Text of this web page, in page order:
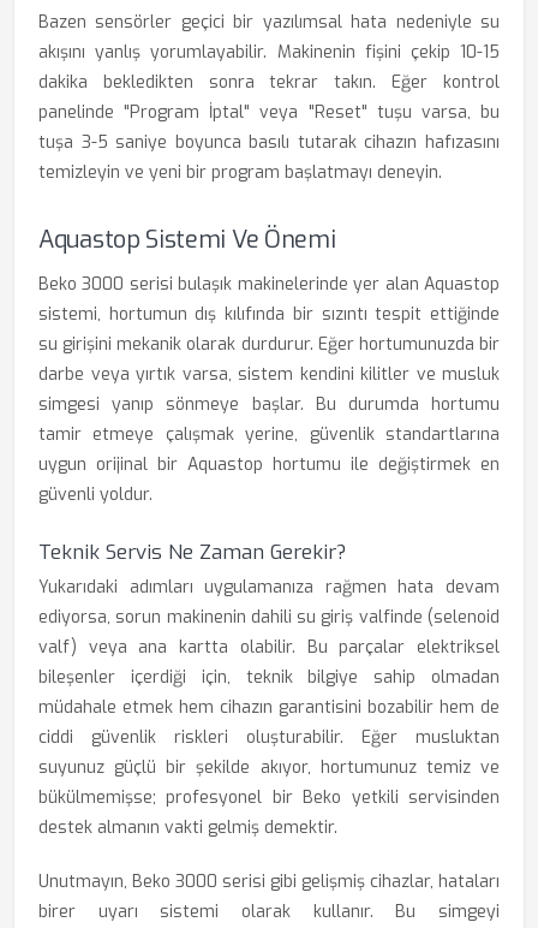
Bazen sensörler geçici bir yazılımsal hata nedeniyle su
akışını yanlış yorumlayabilir. Makinenin fişini çekip 10-15
dakika bekledikten sonra tekrar takın. Eğer kontrol
panelinde "Program İptal" veya "Reset" tuşu varsa, bu
tuşa 3-5 saniye boyunca basılı tutarak cihazın hafızasını
temizleyin ve yeni bir program başlatmayı deneyin.
Aquastop Sistemi Ve Önemi
Beko 3000 serisi bulaşık makinelerinde yer alan Aquastop
sistemi, hortumun dış kılıfında bir sızıntı tespit ettiğinde
su girişini mekanik olarak durdurur. Eğer hortumunuzda bir
darbe veya yırtık varsa, sistem kendini kilitler ve musluk
simgesi yanıp sönmeye başlar. Bu durumda hortumu
tamir etmeye çalışmak yerine, güvenlik standartlarına
uygun orijinal bir Aquastop hortumu ile değiştirmek en
güvenli yoldur.
Teknik Servis Ne Zaman Gerekir?
Yukarıdaki adımları uygulamanıza rağmen hata devam
ediyorsa, sorun makinenin dahili su giriş valfinde (selenoid
valf) veya ana kartta olabilir. Bu parçalar elektriksel
bileşenler içerdiği için, teknik bilgiye sahip olmadan
müdahale etmek hem cihazın garantisini bozabilir hem de
ciddi güvenlik riskleri oluşturabilir. Eğer musluktan
suyunuz güçlü bir şekilde akıyor, hortumunuz temiz ve
bükülmemişse; profesyonel bir Beko yetkili servisinden
destek almanın vakti gelmiş demektir.
Unutmayın, Beko 3000 serisi gibi gelişmiş cihazlar, hataları
birer uyarı sistemi olarak kullanır. Bu simgeyi